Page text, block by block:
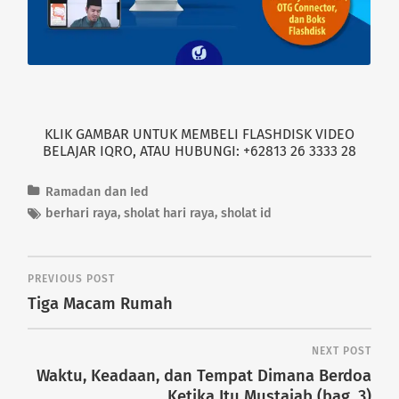
w
i
w
w
KLIK GAMBAR UNTUK MEMBELI FLASHDISK VIDEO
BELAJAR IQRO, ATAU HUBUNGI: +62813 26 3333 28
Ramadan dan Ied
berhari raya,sholat hari raya,sholat id
PREVIOUS POST
Tiga Macam Rumah
NEXT POST
Waktu, Keadaan, dan Tempat Dimana Berdoa